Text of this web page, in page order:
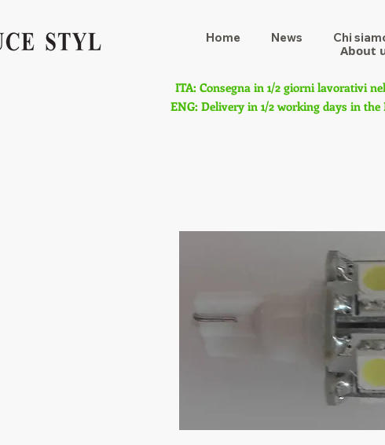
Home News Chi
About
ITA: Consegna in 1/2 giorni lavorativi
ENG: Delivery in 1/2 working days in